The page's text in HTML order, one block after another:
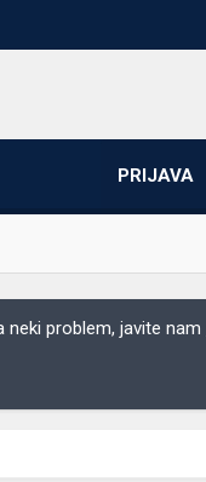
PRIJAVA
problem, javite nam